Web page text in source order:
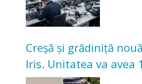
Creșă și grădiniță
Iris. Unitatea va avea
pentru copii